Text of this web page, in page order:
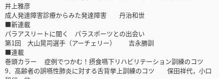
井上雅彦
成人発達障害診療からみた発達障害 丹治和世
■新連載
パラアスリートに聞く パラスポーツとの出会い
第1回 大山晃司選手（アーチェリー） 吉永勝訓
■連載
巻頭カラー 症例でつかむ！摂食嚥下リハビリテーション訓練のコツ
9．高齢者の誤嚥性肺炎に対する舌背挙上訓練のコツ 保田祥代，小口